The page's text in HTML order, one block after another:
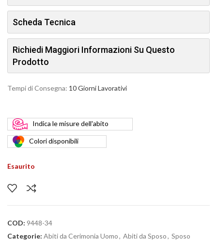
Scheda Tecnica
Richiedi Maggiori Informazioni Su Questo
Prodotto
Tempi di Consegna: 10 Giorni Lavorativi
Indica le misure dell'abito
Coloridisponibili
Esaurito
COD: 9448-34
Categorie: Abiti da Cerimonia Uomo, Abiti da Sposo, Sposo